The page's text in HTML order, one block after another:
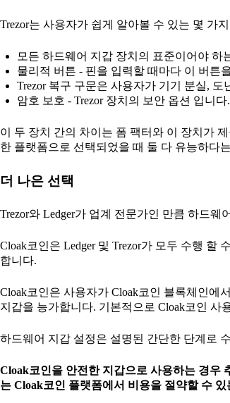
Trezor는 사용자가 쉽게 알아볼 수 있는 몇 가
모든 하드웨어 지갑 장치의 표준이어야 하
물리적 버튼 - 핀을 입력할 때마다 이 버튼
Trezor 복구 구문은 사용자가 기기 분실,
암호 보호 - Trezor 장치의 보안 옵션 입니다.
이 두 장치 간의 차이는 폼 팩터와 이 장치가
한 플랫폼으로 선택되었을 때 둘 다 유능하다
더 나은 선택
Trezor와 Ledger가 업계 전문가인 만큼 하드
Cloak코인은 Ledger 및 Trezor가 모두 수행
합니다.
Cloak코인은 사용자가 Cloak코인 블록체인에
지갑을 능가합니다. 기본적으로 Cloak코인 사
하드웨어 지갑 설정은 설명된 간단한 단계로
Cloak코인을 안전한 지갑으로 사용하는 경우
는 Cloak코인 플랫폼에서 비용을 절약할 수